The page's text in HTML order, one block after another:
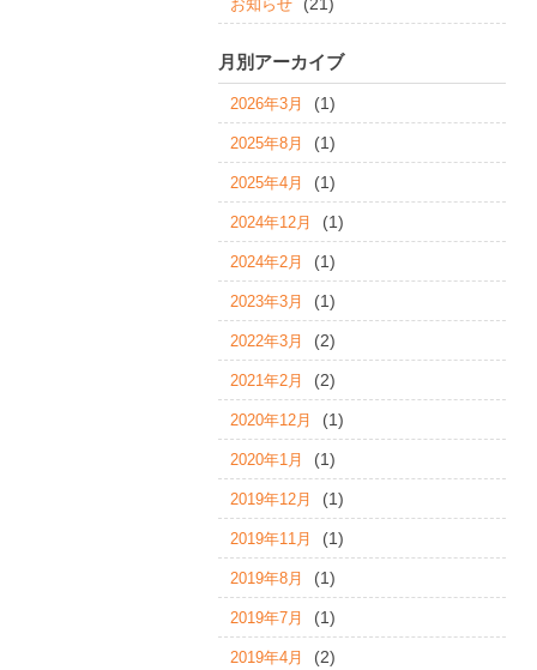
お知らせ
月別アーカイブ
2026年3月 (1)
2025年8月 (1)
2025年4月 (1)
2024年12月 (1)
2024年2月 (1)
2023年3月 (1)
2022年3月 (2)
2021年2月 (2)
2020年12月 (1)
2020年1月 (1)
2019年12月 (1)
2019年11月 (1)
2019年8月 (1)
2019年7月 (1)
2019年4月 (2)